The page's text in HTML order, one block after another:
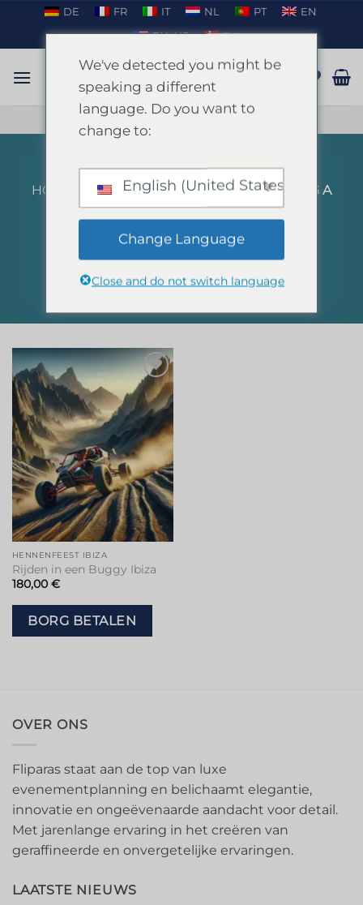
inhoud
DE FR IT NL PT
EN
EN_US
DA
PRATEN OP WHATSAPP
HOME
PRODUCTEN GETAGGED “DRIVING A
BUGGY IBIZA”
FILTER
Toevoegen
aan
verlanglijstje
HENNENFEEST IBIZA
Rijden in een Buggy Ibiza
180,00 €
BORG BETALEN
OVER ONS
Fliparas staat aan de top van luxe
evenementplanning en belichaamt elegantie,
innovatie en ongeëvenaarde aandacht voor detail.
Met jarenlange ervaring in het creëren van
geraffineerde en onvergetelijke ervaringen.
LAATSTE NIEUWS
We've detected you might be
speaking a different
language. Do you want to
change to:
English (United States)
Change Language
Close and do not switch language